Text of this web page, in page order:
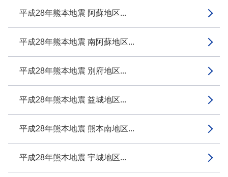
平成28年熊本地震 阿蘇地区...
平成28年熊本地震 南阿蘇地区...
平成28年熊本地震 別府地区...
平成28年熊本地震 益城地区...
平成28年熊本地震 熊本南地区...
平成28年熊本地震 宇城地区...